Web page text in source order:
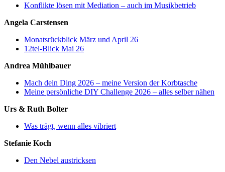
Konflikte lösen mit Mediation – auch im Musikbetrieb
Angela Carstensen
Monatsrückblick März und April 26
12tel-Blick Mai 26
Andrea Mühlbauer
Mach dein Ding 2026 – meine Version der Korbtasche
Meine persönliche DIY Challenge 2026 – alles selber nähen
Urs & Ruth Bolter
Was trägt, wenn alles vibriert
Stefanie Koch
Den Nebel austricksen